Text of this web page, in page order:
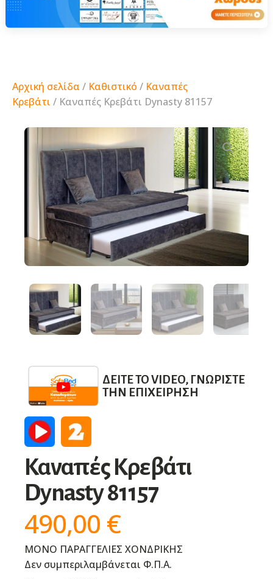
Αρχική σελίδα / Καθιστικό / Καναπές
Κρεβάτι / Καναπές Κρεβάτι Dynasty 81157
ΔΕΊΤΕ ΤΟ VIDEO, ΓΝΩΡΊΣΤΕ
ΤΗΝ ΕΠΙΧΕΊΡΗΣΗ
Καναπές Κρεβάτι
Dynasty 81157
490,00 €
ΜΟΝΟ ΠΑΡΑΓΓΕΛΙΕΣ ΧΟΝΔΡΙΚΗΣ
Δεν συμπεριλαμβάνεται Φ.Π.Α.